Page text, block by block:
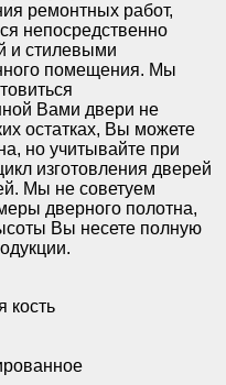
ремонтных работ,
непосредственно
и стилевыми
помещения. Мы
Вами двери не
остатках, Вы можете
но учитывайте при
изготовления дверей
Мы не советуем
дверного полотна,
Вы несете полную
кость